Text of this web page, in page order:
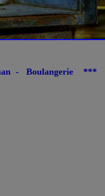
- Boulangerie ***